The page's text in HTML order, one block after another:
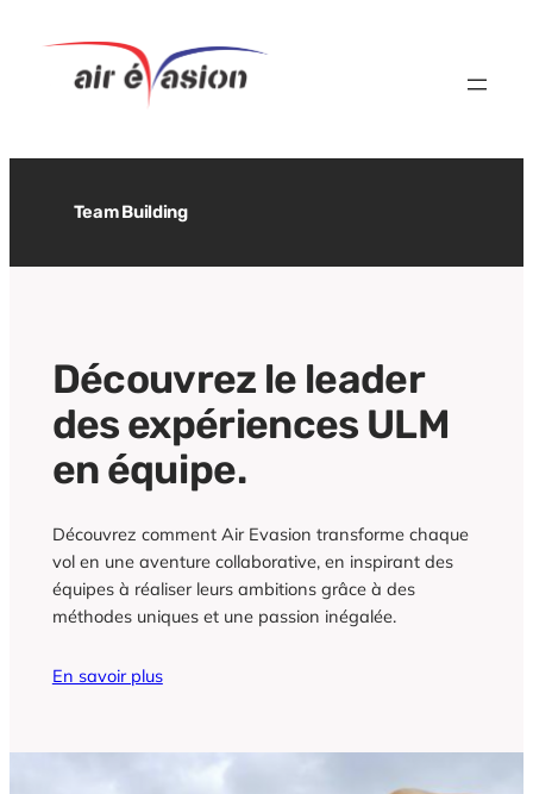
Team Building
Découvrez le leader
des expériences ULM
en équipe.
Découvrez comment Air Evasion transforme chaque
vol en une aventure collaborative, en inspirant des
équipes à réaliser leurs ambitions grâce à des
méthodes uniques et une passion inégalée.
En savoir plus